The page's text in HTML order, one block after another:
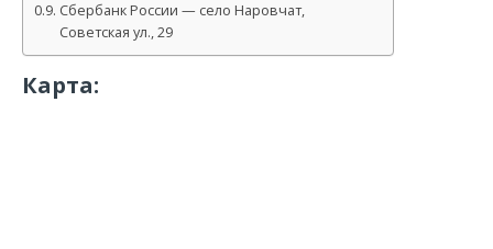
Сбербанк России — село Наровчат,
Советская ул., 29
Карта: